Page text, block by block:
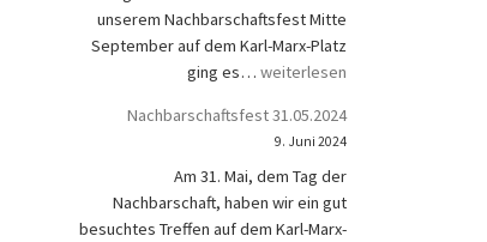
unserem Nachbarschaftsfest Mitte
September auf dem Karl-Marx-Platz
ging es… Nachbarschaftsfest 13.
weiterlesen
Nachbarschaftsfest 31.05.2024
9. Juni 2024
Am 31. Mai, dem Tag der
Nachbarschaft, haben wir ein gut
besuchtes Treffen auf dem Karl-Marx-